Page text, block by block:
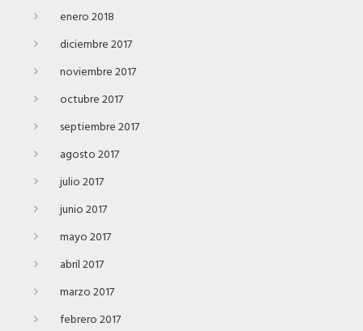
enero 2018
diciembre 2017
noviembre 2017
octubre 2017
septiembre 2017
agosto 2017
julio 2017
junio 2017
mayo 2017
abril 2017
marzo 2017
febrero 2017